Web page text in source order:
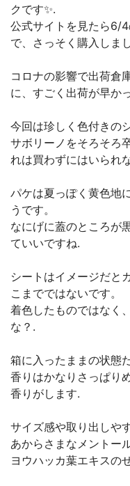
クです✨.
公式サイトを見たら6/
で、さっそく購入しま
コロナの影響で出荷倉
に、すごく出荷が早か
今回は珍しく色付きの
サボリーノをそろそろ
れは買わずにはいられ
パケは夏っぽく黄色地
うです。
なにげに蓋のところが
ていいですね.
シートはイメージだと
こまでではないです。
着色したものではなく
な？.
箱に入ったままの状態
香りはかなりさっぱり
香りがします.
サイズ感や取り出しや
あからさまなメントー
ヨウハッカ葉エキスの